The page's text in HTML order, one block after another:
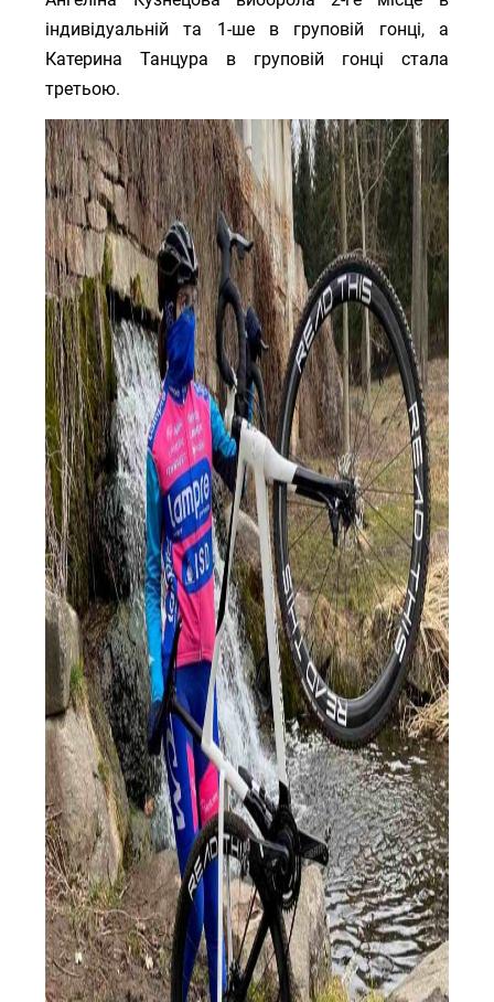
індивідуальній та 1-ше в груповій гонці, а
Катерина Танцура в груповій гонці стала
третьою.